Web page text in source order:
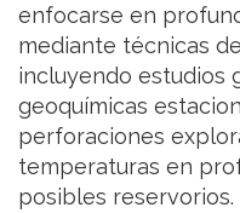
enfocarse en
mediante técnicas
incluyendo estudios
geoquímicas
perforaciones
temperaturas en
posibles reservorios.